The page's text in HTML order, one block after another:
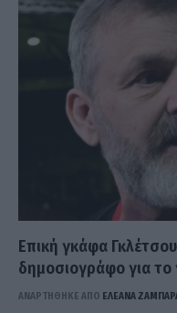
Επική γκάφα
δημοσιογράφο για
ΑΝΑΡΤΗΘΗΚΕ ΑΠΟ ΕΛΕΑΝΑ